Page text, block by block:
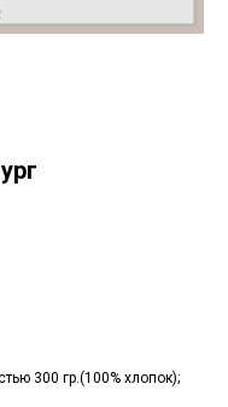
300 гр.(100% хлопок);